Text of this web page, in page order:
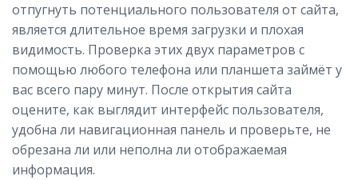
отпугнуть потенциального пользователя от сайта,
является длительное время загрузки и плохая
видимость. Проверка этих двух параметров с
помощью любого телефона или планшета займёт у
вас всего пару минут. После открытия сайта
оцените, как выглядит интерфейс пользователя,
удобна ли навигационная панель и проверьте, не
обрезана ли или неполна ли отображаемая
информация.